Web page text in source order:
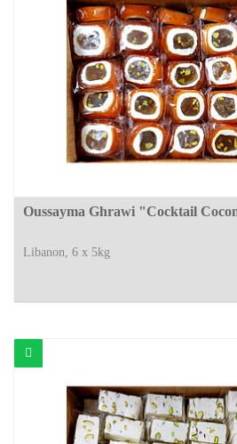
Oussayma Ghrawi "Cocktail
Libanon, 6 x 5kg